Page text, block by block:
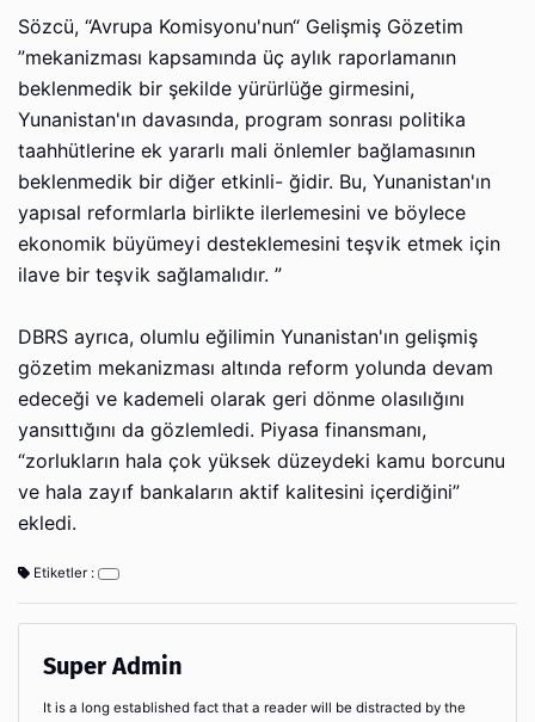
Sözcü, “Avrupa Komisyonu'nun“ Gelişmiş Gözetim
”mekanizması kapsamında üç aylık raporlamanın
beklenmedik bir şekilde yürürlüğe girmesini,
Yunanistan'ın davasında, program sonrası politika
taahhütlerine ek yararlı mali önlemler bağlamasının
beklenmedik bir diğer etkinli- ğidir. Bu, Yunanistan'ın
yapısal reformlarla birlikte ilerlemesini ve böylece
ekonomik büyümeyi desteklemesini teşvik etmek için
ilave bir teşvik sağlamalıdır. ”
DBRS ayrıca, olumlu eğilimin Yunanistan'ın gelişmiş
gözetim mekanizması altında reform yolunda devam
edeceği ve kademeli olarak geri dönme olasılığını
yansıttığını da gözlemledi. Piyasa finansmanı,
“zorlukların hala çok yüksek düzeydeki kamu borcunu
ve hala zayıf bankaların aktif kalitesini içerdiğini”
ekledi.
Etiketler :
Super Admin
It is a long established fact that a reader will be distracted by the